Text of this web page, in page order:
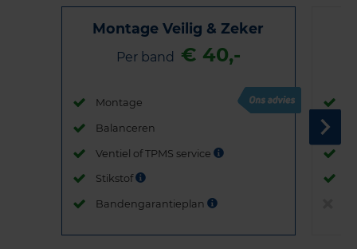
Montage Veilig & Zeker
Per band € 40,-
Montage
Balanceren
Ventiel of TPMS service
Stikstof
Bandengarantieplan